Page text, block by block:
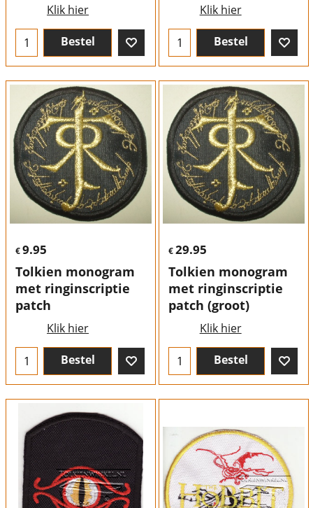
Klik hier
Bestel
Klik hier
Bestel
€9.95
Tolkien monogram
met ringinscriptie
patch
Klik hier
Bestel
€29.95
Tolkien monogram
met ringinscriptie
patch (groot)
Klik hier
Bestel